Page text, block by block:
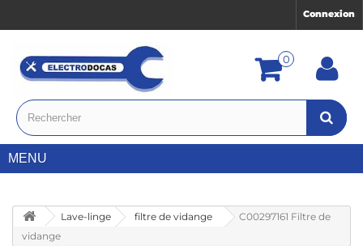
Connexion
0
MENU
Lave-linge filtre de vidange
C00297161 Filtre de
vidange